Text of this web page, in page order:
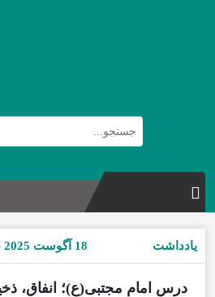
یادداشت 18 آگوست 2025 - 12 ماه پیش
درس امام مجتبی(ع)؛ انفاق،